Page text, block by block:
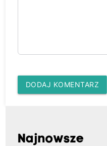
DODAJ KOMENTARZ
Najnowsze